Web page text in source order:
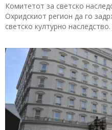
Комитетот за светско
Охридскиот регион да го
светско културно